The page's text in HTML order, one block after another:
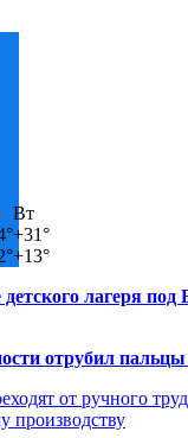
Вт
+31°
+13°
лагеря
отрубил пальцы
от ручного
производству